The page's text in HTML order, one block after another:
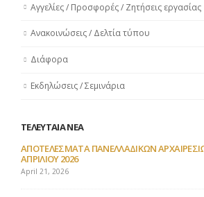
Αγγελίες / Προσφορές / Ζητήσεις εργασίας
Ανακοινώσεις / Δελτία τύπου
Διάφορα
Εκδηλώσεις / Σεμινάρια
ΤΕΛΕΥΤΑΙΑ ΝΕΑ
ΑΠΟΤΕΛΕΣΜΑΤΑ ΠΑΝΕΛΛΑΔΙΚΩΝ
ΑΠΡΙΛΙΟΥ 2026
April 21, 2026